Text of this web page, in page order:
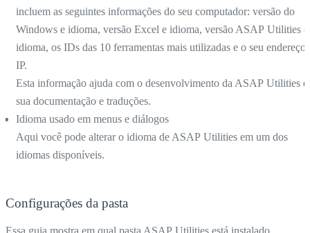
incluem as seguintes informações do seu computador: versão do
Windows e idioma, versão Excel e idioma, versão ASAP Utilities e
idioma, os IDs das 10 ferramentas mais utilizadas e o seu endereço
IP.
Esta informação ajuda com o desenvolvimento da ASAP Utilities e
sua documentação e traduções.
Idioma usado em menus e diálogos
Aqui você pode alterar o idioma de ASAP Utilities em um dos
idiomas disponíveis.
Configurações da pasta